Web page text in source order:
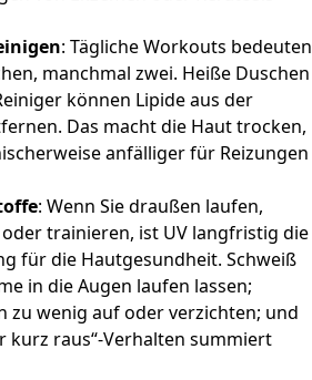
: Tägliche Workouts bedeuten
manchmal zwei. Heiße Duschen
können Lipide aus der
Das macht die Haut trocken,
anfälliger für Reizungen
: Wenn Sie draußen laufen,
trainieren, ist UV langfristig die
für die Hautgesundheit. Schweiß
in die Augen laufen lassen;
zu wenig auf oder verzichten; und
kurz raus“-Verhalten summiert